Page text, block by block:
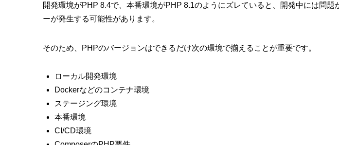
開発環境がPHP 8.4で、本番環境がPHP 8.1のようにズレていると、開発中には問題
ーが発生する可能性があります。
そのため、PHPのバージョンはできるだけ次の環境で揃えることが重要です。
ローカル開発環境
Dockerなどのコンテナ環境
ステージング環境
本番環境
CI/CD環境